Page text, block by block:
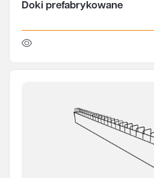
Doki prefabrykowane